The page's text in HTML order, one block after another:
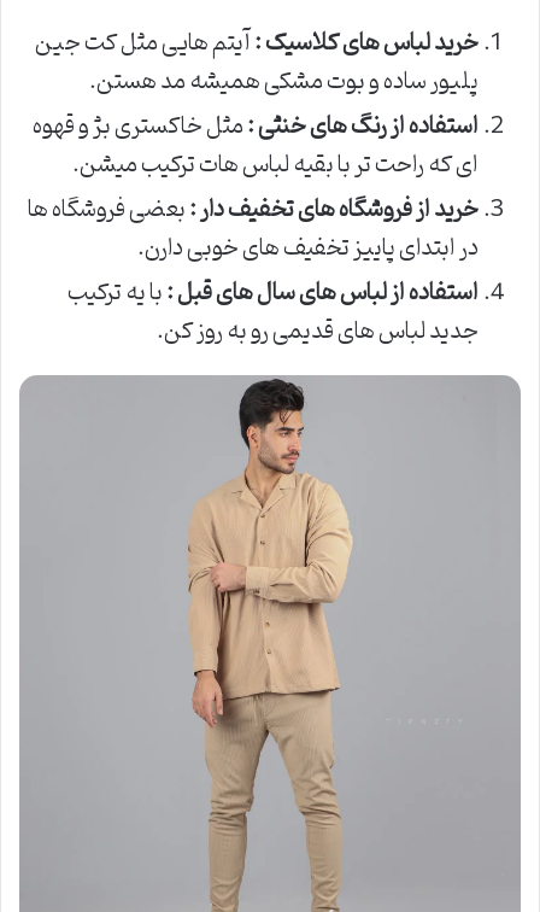
خرید لباس های کلاسیک :آیتم هایی مثل کت جین
پلیور ساده و بوت مشکی همیشه مد هستن.
استفاده از رنگ های خنثی :مثل خاکستری بژ و قهوه
ای که راحت تر با بقیه لباس هات ترکیب میشن.
خرید از فروشگاه های تخفیف دار :بعضی فروشگاه ها
در ابتدای پاییز تخفیف های خوبی دارن.
استفاده از لباس های سال های قبل :با یه ترکیب
جدید لباس های قدیمی رو به روز کن.